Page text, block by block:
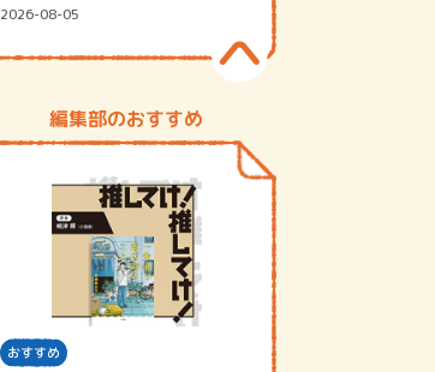
2026-08-05
編集部のおすすめ
おすすめ